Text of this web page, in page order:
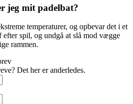
jeg mit padelbat?
temperaturer, og opbevar det i et
efter spil, og undgå at slå mod vægge
rammen.
Det her er anderledes.